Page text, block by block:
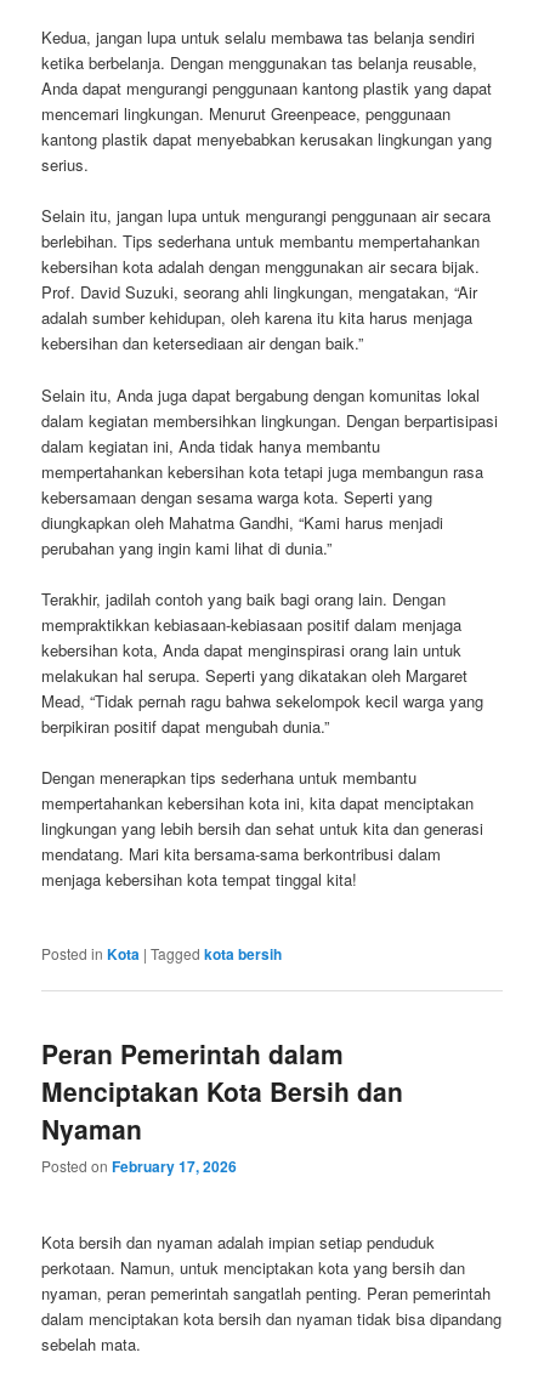
Kedua, jangan lupa untuk selalu membawa tas belanja sendiri
ketika berbelanja. Dengan menggunakan tas belanja reusable,
Anda dapat mengurangi penggunaan kantong plastik yang dapat
mencemari lingkungan. Menurut Greenpeace, penggunaan
kantong plastik dapat menyebabkan kerusakan lingkungan yang
serius.
Selain itu, jangan lupa untuk mengurangi penggunaan air secara
berlebihan. Tips sederhana untuk membantu mempertahankan
kebersihan kota adalah dengan menggunakan air secara bijak.
Prof. David Suzuki, seorang ahli lingkungan, mengatakan, “Air
adalah sumber kehidupan, oleh karena itu kita harus menjaga
kebersihan dan ketersediaan air dengan baik.”
Selain itu, Anda juga dapat bergabung dengan komunitas lokal
dalam kegiatan membersihkan lingkungan. Dengan berpartisipasi
dalam kegiatan ini, Anda tidak hanya membantu
mempertahankan kebersihan kota tetapi juga membangun rasa
kebersamaan dengan sesama warga kota. Seperti yang
diungkapkan oleh Mahatma Gandhi, “Kami harus menjadi
perubahan yang ingin kami lihat di dunia.”
Terakhir, jadilah contoh yang baik bagi orang lain. Dengan
mempraktikkan kebiasaan-kebiasaan positif dalam menjaga
kebersihan kota, Anda dapat menginspirasi orang lain untuk
melakukan hal serupa. Seperti yang dikatakan oleh Margaret
Mead, “Tidak pernah ragu bahwa sekelompok kecil warga yang
berpikiran positif dapat mengubah dunia.”
Dengan menerapkan tips sederhana untuk membantu
mempertahankan kebersihan kota ini, kita dapat menciptakan
lingkungan yang lebih bersih dan sehat untuk kita dan generasi
mendatang. Mari kita bersama-sama berkontribusi dalam
menjaga kebersihan kota tempat tinggal kita!
Posted in Kota |Tagged kota bersih
Peran Pemerintah dalam
Menciptakan Kota Bersih dan
Nyaman
Posted onFebruary 17, 2026
Kota bersih dan nyaman adalah impian setiap penduduk
perkotaan. Namun, untuk menciptakan kota yang bersih dan
nyaman, peran pemerintah sangatlah penting. Peran pemerintah
dalam menciptakan kota bersih dan nyaman tidak bisa dipandang
sebelah mata.